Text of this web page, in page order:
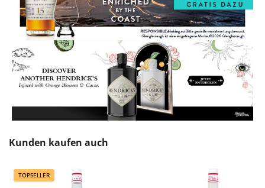
Produktgalerie überspringen
Kunden kaufen auch
TOPSELLER